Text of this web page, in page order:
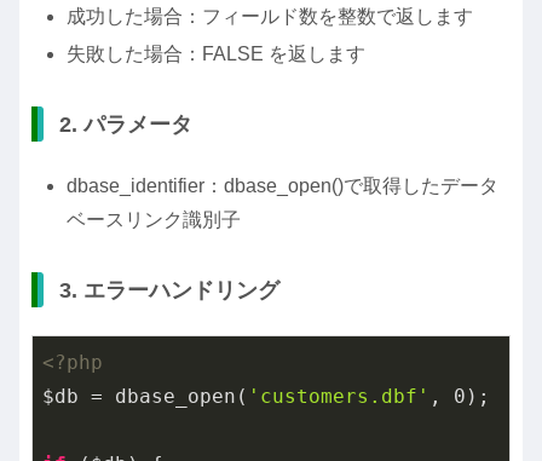
成功した場合：フィールド数を整数で返します
失敗した場合：FALSE を返します
2. パラメータ
dbase_identifier：dbase_open()で取得したデータ
ベースリンク識別子
3. エラーハンドリング
<?php
$db = dbase_open( 'customers.dbf' , 0 );